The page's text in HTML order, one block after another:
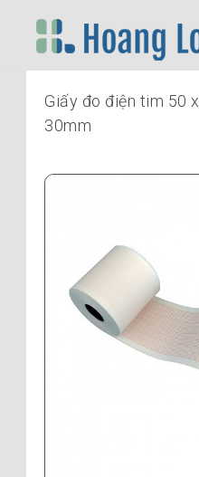
Giấy đo điện tim 50 x
30mm